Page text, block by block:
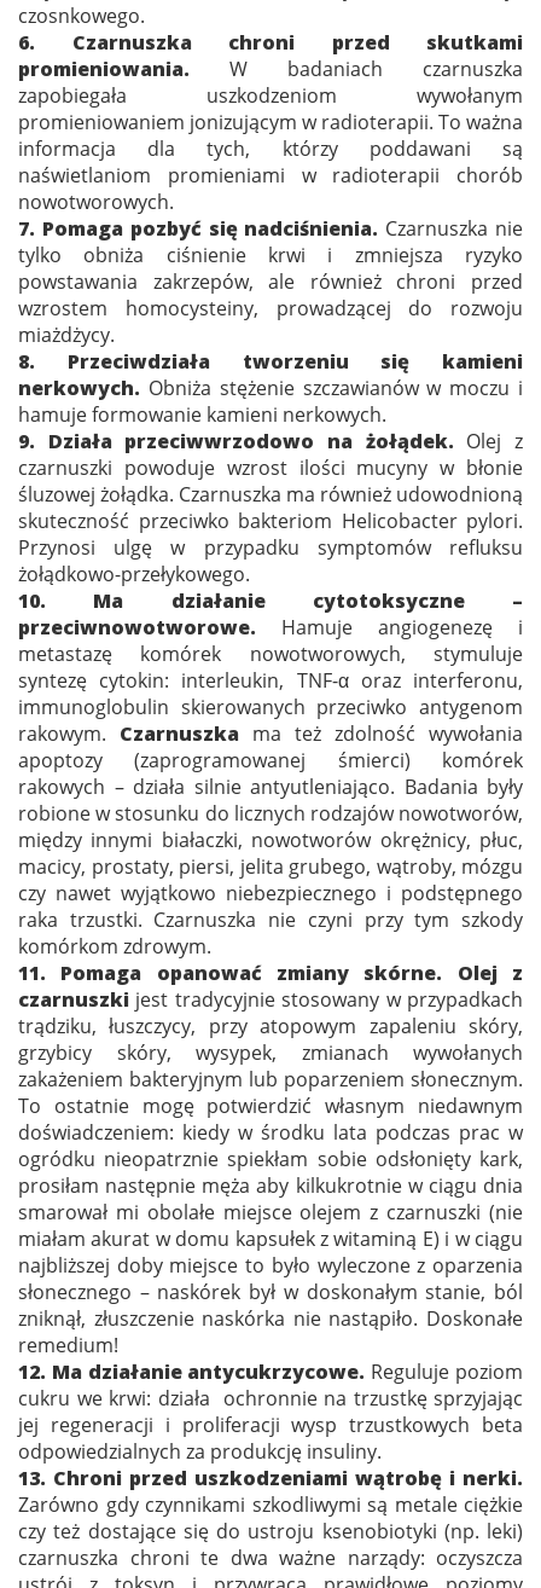
czosnkowego.
6. Czarnuszka chroni przed skutkami
promieniowania. W badaniach czarnuszka
zapobiegała uszkodzeniom wywołanym
promieniowaniem jonizującym w radioterapii. To ważna
informacja dla tych, którzy poddawani są
naświetlaniom promieniami w radioterapii chorób
nowotworowych.
7. Pomaga pozbyć się nadciśnienia. Czarnuszka nie
tylko obniża ciśnienie krwi i zmniejsza ryzyko
powstawania zakrzepów, ale również chroni przed
wzrostem homocysteiny, prowadzącej do rozwoju
miażdżycy.
8. Przeciwdziała tworzeniu się kamieni
nerkowych. Obniża stężenie szczawianów w moczu i
hamuje formowanie kamieni nerkowych.
9. Działa przeciwwrzodowo na żołądek. Olej z
czarnuszki powoduje wzrost ilości mucyny w błonie
śluzowej żołądka. Czarnuszka ma również udowodnioną
skuteczność przeciwko bakteriom Helicobacter pylori.
Przynosi ulgę w przypadku symptomów refluksu
żołądkowo-przełykowego.
10. Ma działanie cytotoksyczne –
przeciwnowotworowe. Hamuje angiogenezę i
metastazę komórek nowotworowych, stymuluje
syntezę cytokin: interleukin, TNF-α oraz interferonu,
immunoglobulin skierowanych przeciwko antygenom
rakowym. Czarnuszka ma też zdolność wywołania
apoptozy (zaprogramowanej śmierci) komórek
rakowych – działa silnie antyutleniająco. Badania były
robione w stosunku do licznych rodzajów nowotworów,
między innymi białaczki, nowotworów okrężnicy, płuc,
macicy, prostaty, piersi, jelita grubego, wątroby, mózgu
czy nawet wyjątkowo niebezpiecznego i podstępnego
raka trzustki. Czarnuszka nie czyni przy tym szkody
komórkom zdrowym.
11. Pomaga opanować zmiany skórne. Olej z
czarnuszki jest tradycyjnie stosowany w przypadkach
trądziku, łuszczycy, przy atopowym zapaleniu skóry,
grzybicy skóry, wysypek, zmianach wywołanych
zakażeniem bakteryjnym lub poparzeniem słonecznym.
To ostatnie mogę potwierdzić własnym niedawnym
doświadczeniem: kiedy w środku lata podczas prac w
ogródku nieopatrznie spiekłam sobie odsłonięty kark,
prosiłam następnie męża aby kilkukrotnie w ciągu dnia
smarował mi obolałe miejsce olejem z czarnuszki (nie
miałam akurat w domu kapsułek z witaminą E) i w ciągu
najbliższej doby miejsce to było wyleczone z oparzenia
słonecznego – naskórek był w doskonałym stanie, ból
zniknął, złuszczenie naskórka nie nastąpiło. Doskonałe
remedium!
12. Ma działanie antycukrzycowe. Reguluje poziom
cukru we krwi: działa ochronnie na trzustkę sprzyjając
jej regeneracji i proliferacji wysp trzustkowych beta
odpowiedzialnych za produkcję insuliny.
13. Chroni przed uszkodzeniami wątrobę i nerki.
Zarówno gdy czynnikami szkodliwymi są metale ciężkie
czy też dostające się do ustroju ksenobiotyki (np. leki)
czarnuszka chroni te dwa ważne narządy: oczyszcza